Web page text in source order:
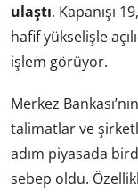
ulaştı. Kapanışı
hafif yükselişle
işlem görüyor.
Merkez
talimatlar ve
adım piyasada
sebep oldu.